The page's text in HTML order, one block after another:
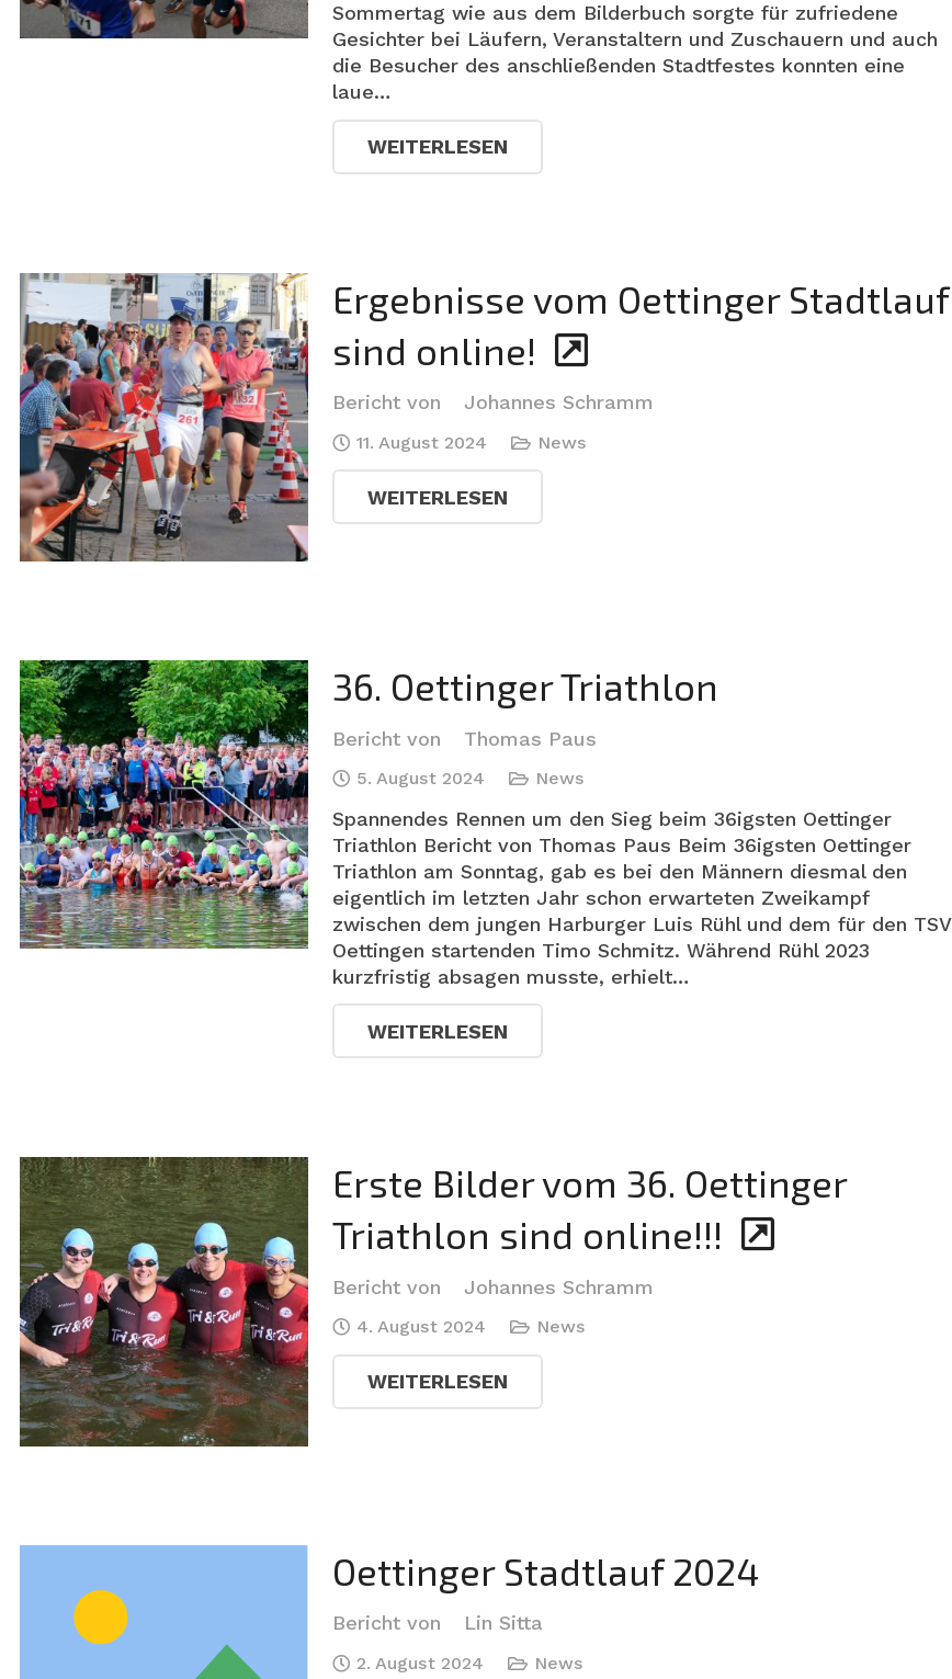
Sommertag wie aus dem Bilderbuch sorgte für zufriedene
Gesichter bei Läufern, Veranstaltern und Zuschauern und auch
die Besucher des anschließenden Stadtfestes konnten eine
laue…
WEITERLESEN
Ergebnisse vom Oettinger Stadtlauf
sind online!
Bericht von Johannes Schramm
11. August 2024 News
WEITERLESEN
36. Oettinger Triathlon
Bericht von Thomas Paus
5. August 2024 News
Spannendes Rennen um den Sieg beim 36igsten Oettinger
Triathlon Bericht von Thomas Paus Beim 36igsten Oettinger
Triathlon am Sonntag, gab es bei den Männern diesmal den
eigentlich im letzten Jahr schon erwarteten Zweikampf
zwischen dem jungen Harburger Luis Rühl und dem für den TSV
Oettingen startenden Timo Schmitz. Während Rühl 2023
kurzfristig absagen musste, erhielt…
WEITERLESEN
Erste Bilder vom 36. Oettinger
Triathlon sind online!!!
Bericht von Johannes Schramm
4. August 2024 News
WEITERLESEN
Oettinger Stadtlauf 2024
Bericht von Lin Sitta
2. August 2024 News